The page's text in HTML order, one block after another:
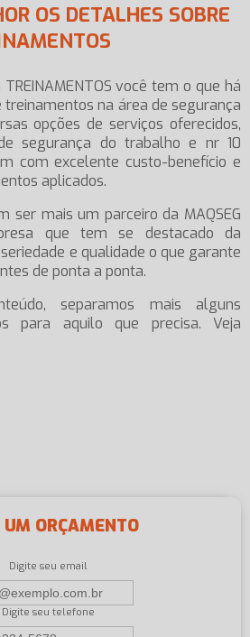
OS DETALHES SOBRE
TREINAMENTOS você tem o que há
na área de segurança
opções de serviços oferecidos,
segurança do trabalho e nr 10
com excelente custo-benefício e
aplicados.
ser mais um parceiro da MAQSEG
que tem se destacado da
e qualidade o que garante
de ponta a ponta.
separamos mais alguns
para aquilo que precisa. Veja
UM ORÇAMENTO
Digite seu email
Digite seu telefone